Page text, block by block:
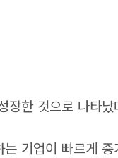
장한 것으로 나타났
기업이 빠르게